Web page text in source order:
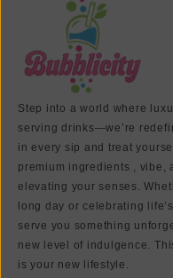
Step into a world where
serving drinks—we’re
in every sip and treat
premium ingredients , vibe,
elevating your senses.
long day or celebrating
serve you something
new level of indulgence.
is your new lifestyle.